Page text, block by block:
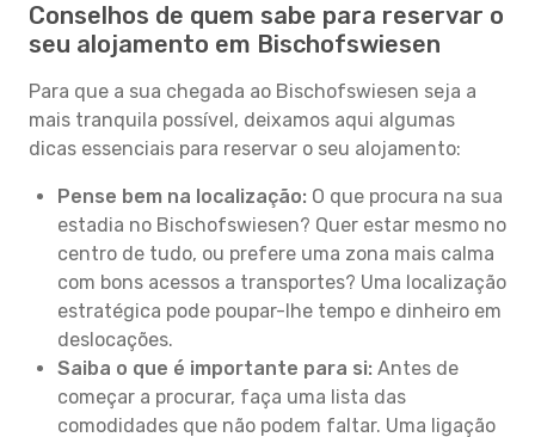
Conselhos de quem sabe para reservar o
seu alojamento em Bischofswiesen
Para que a sua chegada ao Bischofswiesen seja a
mais tranquila possível, deixamos aqui algumas
dicas essenciais para reservar o seu alojamento:
Pense bem na localização: O que procura na sua
estadia no Bischofswiesen? Quer estar mesmo no
centro de tudo, ou prefere uma zona mais calma
com bons acessos a transportes? Uma localização
estratégica pode poupar-lhe tempo e dinheiro em
deslocações.
Saiba o que é importante para si: Antes de
começar a procurar, faça uma lista das
comodidades que não podem faltar. Uma ligação